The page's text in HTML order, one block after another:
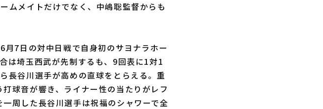
ムメイトだけでなく、中嶋聡監督からも
7日の対中日戦で自身初のサヨナラホー
は埼玉西武が先制するも、9回表に1対1
長谷川選手が高めの直球をとらえる。重
球音が響き、ライナー性の当たりがレフ
周した長谷川選手は祝福のシャワーで全